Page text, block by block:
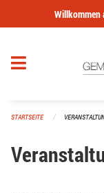
Navigation überspringen
Willkommen
STARTSEITE